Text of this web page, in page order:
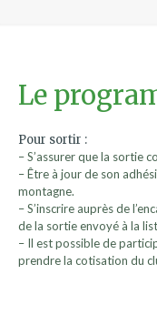
Le
Pour sortir :
– S’assurer que la sortie
– Être à jour de son
montagne.
– S’inscrire auprès de
de la sortie envoyé à la
– Il est possible de
prendre la cotisation du